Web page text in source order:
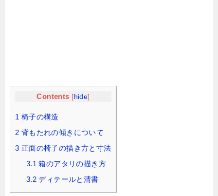
Contents [ hide]
1 椅子の構造
2 背もたれの傾きについて
3 正面の椅子の描き方と寸法
3.1 箱のアタリの描き方
3.2 ディテールと清書